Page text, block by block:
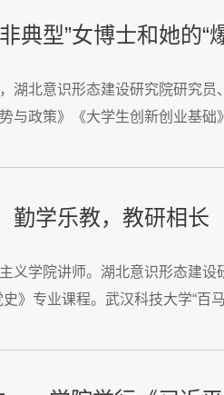
典型”女博士和她的“
湖北意识形态建设研究院研究
与政策》《大学生创新创业基
勤学乐教，教研相长
义学院讲师。湖北意识形态建
》专业课程。武汉科技大学“